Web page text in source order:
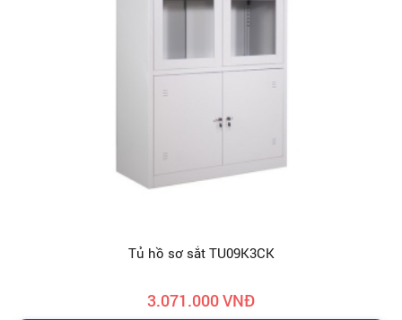
Tủ hồ sơ sắt TU09K3CK
3.071.000 VNĐ